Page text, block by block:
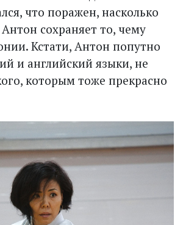
что поражен, насколько
сохраняет то, чему
Кстати, Антон попутно
и английский языки, не
которым тоже прекрасно